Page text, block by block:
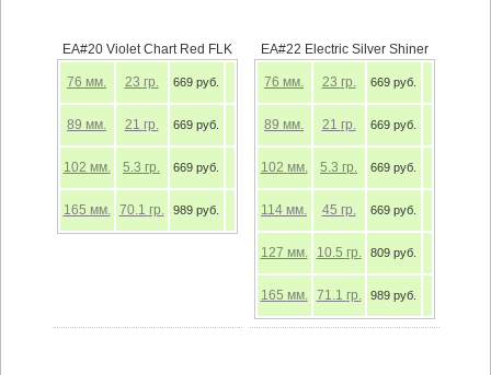
EA#20 Violet Chart Red FLK
76 мм. 23 гр. 669 руб.
89 мм. 21 гр. 669 руб.
102 мм. 5.3 гр. 669 руб.
165 мм. 70.1 гр. 989 руб.
EA#22 Electric Silver Shiner
76 мм. 23 гр. 669 руб.
89 мм. 21 гр. 669 руб.
102 мм. 5.3 гр. 669 руб.
114 мм. 45 гр. 669 руб.
127 мм. 10.5 гр. 809 руб.
165 мм. 71.1 гр. 989 руб.